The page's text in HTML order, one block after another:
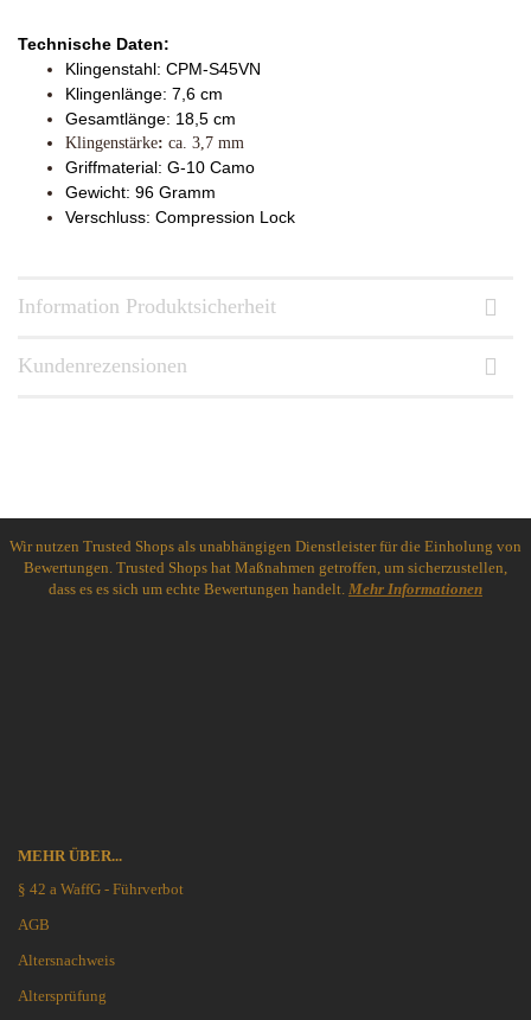
Technische Daten:
Klingenstahl: CPM-S45VN
Klingenlänge: 7,6 cm
Gesamtlänge: 18,5 cm
Klingenstärke: ca. 3,7 mm
Griffmaterial: G-10 Camo
Gewicht: 96 Gramm
Verschluss: Compression Lock
Information Produktsicherheit
Kundenrezensionen
Wir nutzen Trusted Shops als unabhängigen Dienstleister für die Einholung von
Bewertungen. Trusted Shops hat Maßnahmen getroffen, um sicherzustellen,
dass es es sich um echte Bewertungen handelt. Mehr Informationen
MEHR ÜBER...
§ 42 a WaffG - Führverbot
AGB
Altersnachweis
Altersprüfung